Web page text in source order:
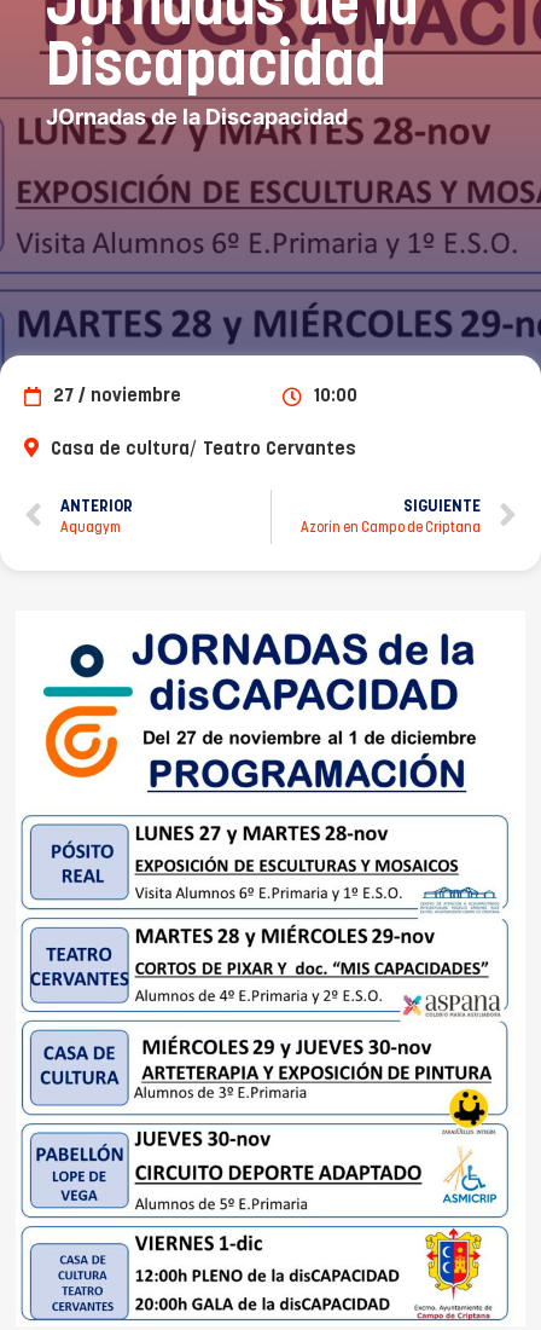
Discapacidad
JOrnadas de la Discapacidad
27 / noviembre 10:00
Casa de cultura/ Teatro Cervantes
ANTERIOR
Aquagym
SIGUIENTE
Azorín en Campo de Criptana